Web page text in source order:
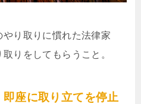
り取りに慣れた法律家
りをしてもらうこと。
即座に取り立てを停止